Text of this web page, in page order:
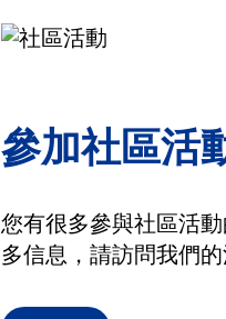
參加社區活
您有很多參與社區活
多信息，請訪問我們的